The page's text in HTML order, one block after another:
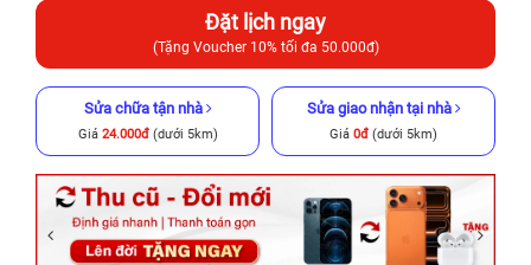
Đặt lịch ngay
(Tặng Voucher 10% tối đa 50.000đ)
Sửa chữa tận nhà
Giá 24.000đ(dưới 5km)
Sửa giao nhận tại nhà
Giá 0đ (dưới 5km)